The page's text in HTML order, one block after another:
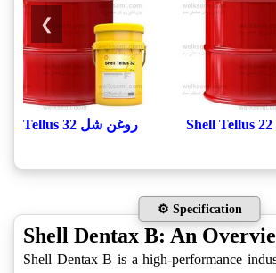
روغن شل Shell Tellus 32
❯
⚙️ Specification
Shell Dentax B: An
Shell Dentax B is a high-performance